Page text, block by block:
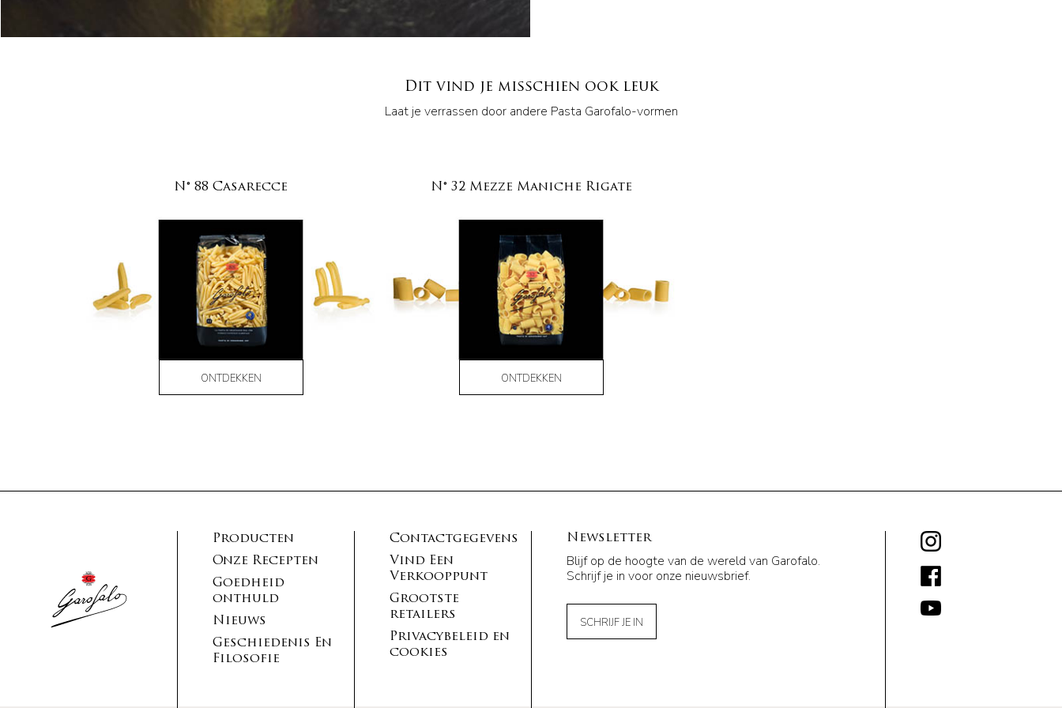
Dit vind je misschien ook leuk
Laat je verrassen door andere Pasta Garofalo-vormen
N° 88 Casarecce
ONTDEKKEN
N° 32 Mezze Maniche Rigate
ONTDEKKEN
Producten
Onze Recepten
Goedheid
onthuld
Nieuws
Geschiedenis En
Filosofie
Contactgegevens
Vind Een
Verkooppunt
Grootste
retailers
Privacybeleid en
cookies
Newsletter
Blijf op de hoogte van de wereld van Garofalo.
Schrijf je in voor onze nieuwsbrief.
SCHRIJF JE IN